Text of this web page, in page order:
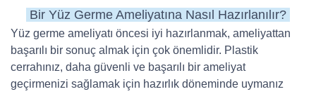
Bir Yüz Germe Ameliyatına Nasıl Hazırlanılır?
Yüz germe ameliyatı öncesi iyi hazırlanmak, ameliyattan
başarılı bir sonuç almak için çok önemlidir. Plastik
cerrahınız, daha güvenli ve başarılı bir ameliyat
geçirmenizi sağlamak için hazırlık döneminde uymanız